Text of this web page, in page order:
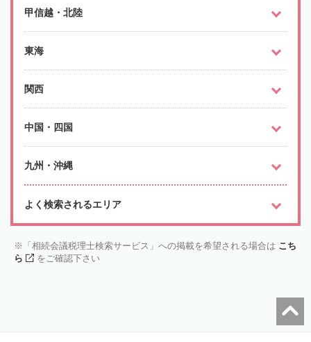
甲信越・北陸
東海
関西
中国・四国
九州・沖縄
よく検索されるエリア
「相続会議税理士検索サービス」への掲載を希望される場合は こち
ら
をご確認下さい